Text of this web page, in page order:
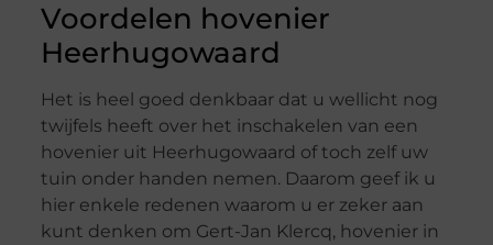
Voordelen hovenier
Heerhugowaard
Het is heel goed denkbaar dat u wellicht nog
twijfels heeft over het inschakelen van een
hovenier uit Heerhugowaard of toch zelf uw
tuin onder handen nemen. Daarom geef ik u
hier enkele redenen waarom u er zeker aan
kunt denken om Gert-Jan Klercq, hovenier in